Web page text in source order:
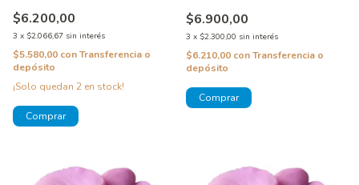
$6.200,00
3 x $2.066,67 sin interés
$5.580,00 conTransferencia o
depósito
¡Solo quedan 2 en stock!
$6.900,00
3 x $2.300,00 sin interés
$6.210,00 conTransferencia o
depósito